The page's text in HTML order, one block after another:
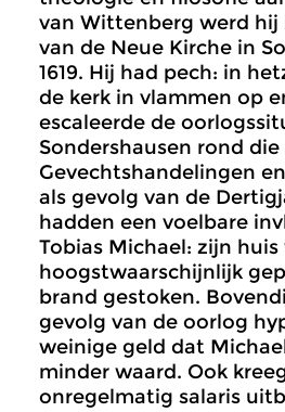
van Wittenberg werd hij
van de Neue Kirche in
1619. Hij had pech: in
de kerk in vlammen op
escaleerde de
Sondershausen rond
Gevechtshandelingen
als gevolg van de
hadden een voelbare
Tobias Michael: zijn huis
hoogstwaarschijnlijk
brand gestoken.
gevolg van de oorlog
weinige geld dat
minder waard. Ook
onregelmatig salaris